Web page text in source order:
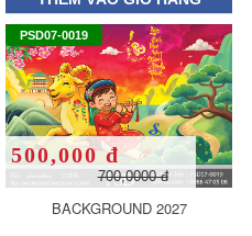
PSD07-0019
BACKGROUND 2027
500,000 đ
700,0000 đ